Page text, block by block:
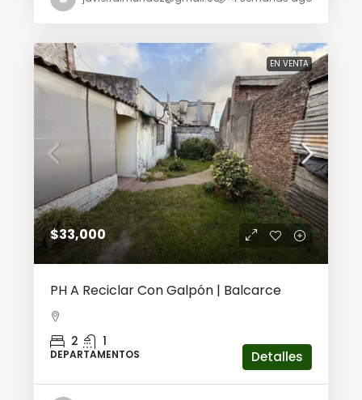
EN VENTA
$33,000
PH A Reciclar Con Galpón | Balcarce
2 1
DEPARTAMENTOS Detalles